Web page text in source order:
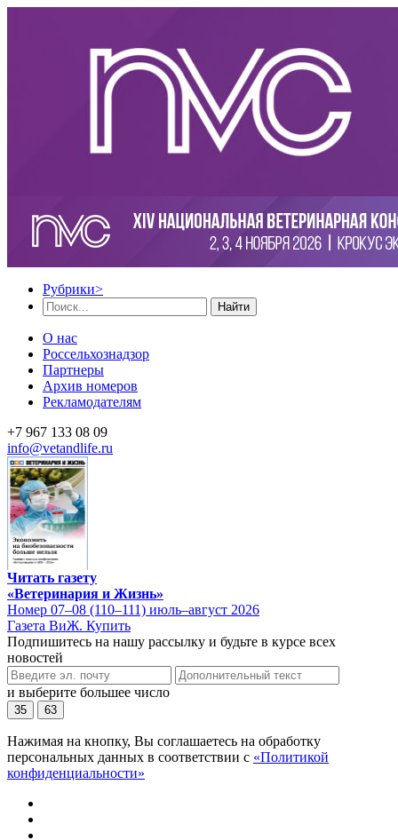
Рубрики>
Найти
О нас
Россельхознадзор
Партнеры
Архив номеров
Рекламодателям
+7 967 133 08 09
info@vetandlife.ru
Читать газету
«Ветеринария и Жизнь»
Номер 07–08 (110–111) июль–август 2026
Газета ВиЖ. Купить
Подпишитесь на нашу рассылку и будьте в курсе всех
новостей
и выберите большее число
35 63
Нажимая на кнопку, Вы соглашаетесь на обработку
персональных данных в соответствии с «Политикой
конфиденциальности»